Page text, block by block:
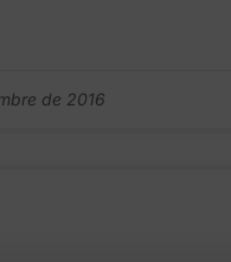
de 2016